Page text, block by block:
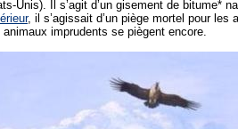
Unis). Il s’agit d’un gisement de bitume*
, il s’agissait d’un piège mortel pour les
animaux imprudents se piègent encore.